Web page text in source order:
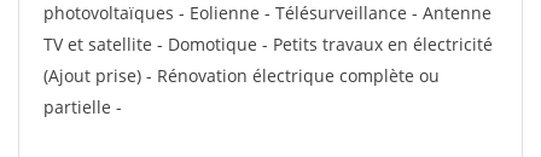
photovoltaïques - Eolienne - Télésurveillance - Antenne
TV et satellite - Domotique - Petits travaux en électricité
(Ajout prise) - Rénovation électrique complète ou
partielle -